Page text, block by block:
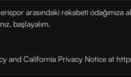
arasındaki rekabeti odağımıza
başlayalım.
and California Privacy Notice at